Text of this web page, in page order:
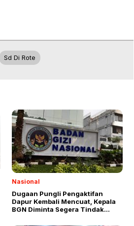
Sd Di Rote
Nasional
Dugaan Pungli Pengaktifan
Dapur Kembali Mencuat, Kepala
BGN Diminta Segera Tindak